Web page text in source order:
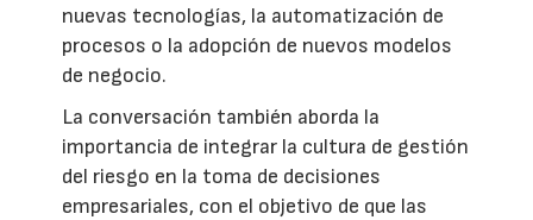
nuevas tecnologías, la automatización de
procesos o la adopción de nuevos modelos
de negocio.
La conversación también aborda la
importancia de integrar la cultura de gestión
del riesgo en la toma de decisiones
empresariales, con el objetivo de que las